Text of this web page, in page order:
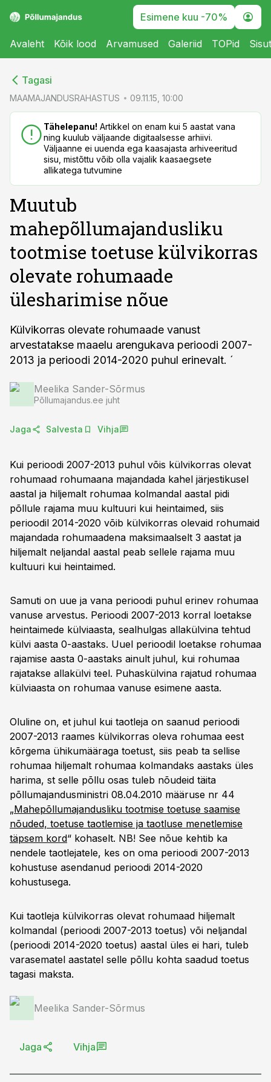
Esimene kuu -70%
Avaleht Kõik lood Arvamused Galeriid TOPid
Tagasi
MAAMAJANDUSRAHASTUS 09.11.15, 10:00
Tähelepanu! Artikkel on enam kui 5 aastat vana
ning kuulub väljaande digitaalsesse arhiivi.
Väljaanne ei uuenda ega kaasajasta arhiveeritud
sisu, mistõttu võib olla vajalik kaasaegsete
allikatega tutvumine
Muutub
mahepõllumajandusliku
tootmise toetuse külvikorras
olevate rohumaade
ülesharimise nõue
Külvikorras olevate rohumaade vanust
arvestatakse maaelu arengukava perioodi 2007-
2013 ja perioodi 2014-2020 puhul erinevalt. ´
Meelika Sander-Sõrmus
Põllumajandus.ee juht
Jaga Salvesta Vihja
Kui perioodi 2007-2013 puhul võis külvikorras olevat
rohumaad rohumaana majandada kahel järjestikusel
aastal ja hiljemalt rohumaa kolmandal aastal pidi
põllule rajama muu kultuuri kui heintaimed, siis
perioodil 2014-2020 võib külvikorras olevaid rohumaid
majandada rohumaadena maksimaalselt 3 aastat ja
hiljemalt neljandal aastal peab sellele rajama muu
kultuuri kui heintaimed.
Samuti on uue ja vana perioodi puhul erinev rohumaa
vanuse arvestus. Perioodi 2007-2013 korral loetakse
heintaimede külviaasta, sealhulgas allakülvina tehtud
külvi aasta 0-aastaks. Uuel perioodil loetakse rohumaa
rajamise aasta 0-aastaks ainult juhul, kui rohumaa
rajatakse allakülvi teel. Puhaskülvina rajatud rohumaa
külviaasta on rohumaa vanuse esimene aasta.
Oluline on, et juhul kui taotleja on saanud perioodi
2007-2013 raames külvikorras oleva rohumaa eest
kõrgema ühikumääraga toetust, siis peab ta sellise
rohumaa hiljemalt rohumaa kolmandaks aastaks üles
harima, st selle põllu osas tuleb nõudeid täita
põllumajandusministri 08.04.2010 määruse nr 44
„Mahepõllumajandusliku tootmise toetuse saamise
nõuded, toetuse taotlemise ja taotluse menetlemise
täpsem kord“ kohaselt. NB! See nõue kehtib ka
nendele taotlejatele, kes on oma perioodi 2007-2013
kohustuse asendanud perioodi 2014-2020
kohustusega.
Kui taotleja külvikorras olevat rohumaad hiljemalt
kolmandal (perioodi 2007-2013 toetus) või neljandal
(perioodi 2014-2020 toetus) aastal üles ei hari, tuleb
varasematel aastatel selle põllu kohta saadud toetus
tagasi maksta.
Meelika Sander-Sõrmus
Jaga Vihja